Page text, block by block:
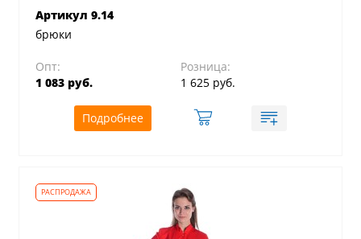
Артикул 9.14
брюки
Опт:
1 083 руб.
Розница:
1 625 руб.
Подробнее